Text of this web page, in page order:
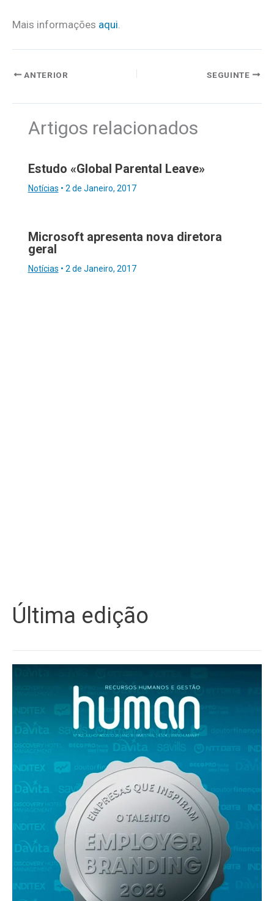
Mais informações aqui.
ANTERIOR SEGUINTE
Artigos relacionados
Estudo «Global Parental Leave»
Notícias • 2 de Janeiro, 2017
Microsoft apresenta nova diretora
geral
Notícias • 2 de Janeiro, 2017
Última edição